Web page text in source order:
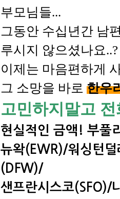
부모님들...
그동안 수십년간 남
루시지 않으셨나요..?
이제는 마음편하게
그 소망을 바로 한우
고민하지말고
현실적인 금액! 부풀
뉴왁(EWR)/워싱턴
(DFW)/
샌프란시스코(SFO)/